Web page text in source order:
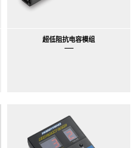
超低阻抗电容模组